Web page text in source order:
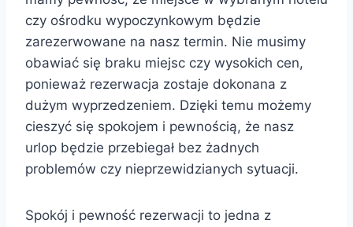
czy ośrodku wypoczynkowym będzie
zarezerwowane na nasz termin. Nie musimy
obawiać się braku miejsc czy wysokich cen,
ponieważ rezerwacja zostaje dokonana z
dużym wyprzedzeniem. Dzięki temu możemy
cieszyć się spokojem i pewnością, że nasz
urlop będzie przebiegał bez żadnych
problemów czy nieprzewidzianych sytuacji.
Spokój i pewność rezerwacji to jedna z